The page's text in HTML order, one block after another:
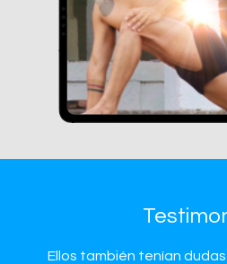
Ellos también tenían